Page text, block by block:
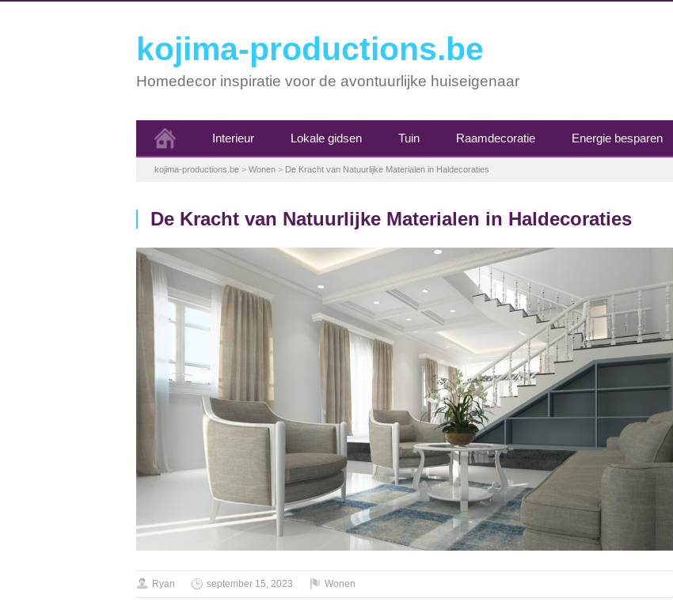
kojima-productions.be
Homedecor inspiratie voor de avontuurlijke huiseigenaar
Interieur Lokale gidsen Tuin Raamdecoratie Energie besparen
kojima-productions.be > Wonen > De Kracht van Natuurlijke Materialen in Haldecoraties
De Kracht van Natuurlijke Materialen in Haldecoraties
Ryan september 15, 2023 Wonen